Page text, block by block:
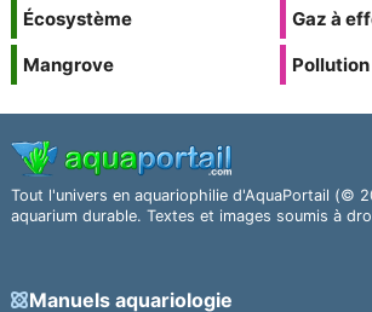
Écosystème
Mangrove
Gaz à
Tout l'univers en aquariophilie d'AquaPortail (©
aquarium durable. Textes et images soumis à
Manuels aquariologie